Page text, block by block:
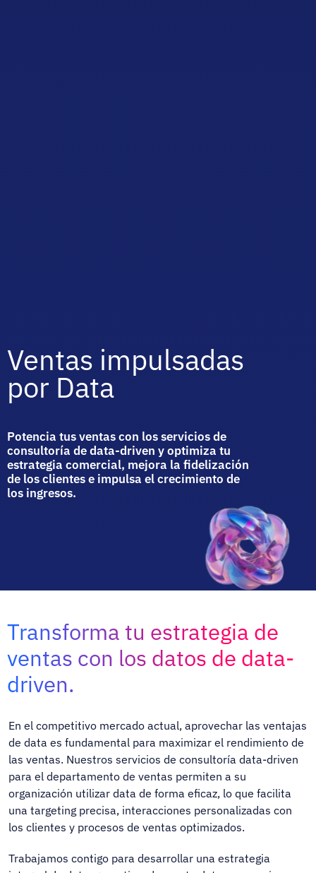
Ventas impulsadas
por Data
Potencia tus ventas con los servicios de
consultoría de data-driven y optimiza tu
estrategia comercial, mejora la fidelización
de los clientes e impulsa el crecimiento de
los ingresos.
Transforma tu estrategia de
ventas con los datos de data-
driven.
En el competitivo mercado actual, aprovechar las ventajas
de data es fundamental para maximizar el rendimiento de
las ventas. Nuestros servicios de consultoría data-driven
para el departamento de ventas permiten a su
organización utilizar data de forma eficaz, lo que facilita
una targeting precisa, interacciones personalizadas con
los clientes y procesos de ventas optimizados.
Trabajamos contigo para desarrollar una estrategia